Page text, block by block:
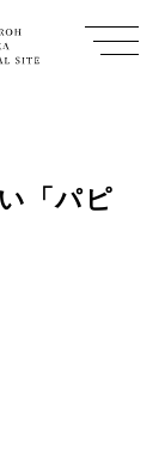
「パピ